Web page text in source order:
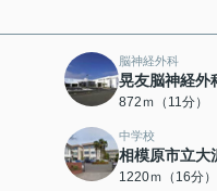
脳神経外科
晃友脳神経外
872ｍ（11分）
中学校
相模原市立大
1220ｍ（16分）